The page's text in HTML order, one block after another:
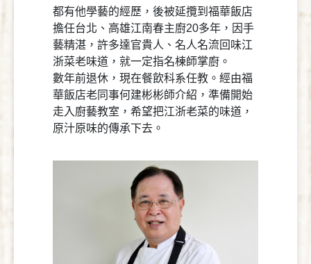
都有他學藝的經歷，後被延攬到福華飯店
擔任台北、高雄江南春主廚20多年，因手
藝精湛，許多達官貴人、名人名流回味江
浙菜老味道，就一定指名棟師掌廚。
數年前退休，現在餐飲科系任教。經由福
華飯店老同事何建彬彬師介紹，準備開始
走入廚藝教室，希望把江浙老菜的味道，
原汁原味的傳承下去。